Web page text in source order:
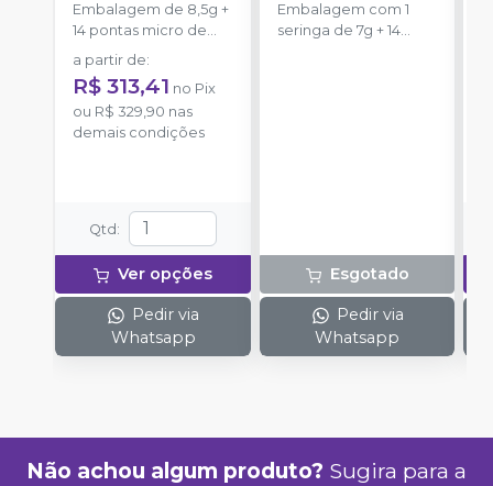
Embalagem de 8,5g +
14 pontas micro de
automistura + 4
pontas
a partir de:
R$ 313,41 no Pix
ou R$ 329,90 nas
demais condições
Qtd :
Ver opções
Pedir via
Whatsapp
Embalagem com 1
seringa de 7g + 14
Esgotado
Pedir via
Whatsapp
Não achou algum produto? Sugira para a